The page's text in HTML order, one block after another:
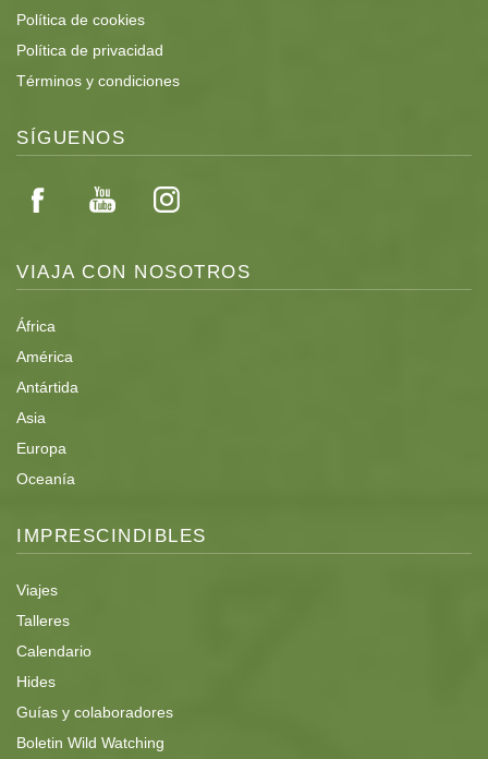
Política de cookies
Política de privacidad
Términos y condiciones
SÍGUENOS
VIAJA CON NOSOTROS
África
América
Antártida
Asia
Europa
Oceanía
IMPRESCINDIBLES
Viajes
Talleres
Calendario
Hides
Guías y colaboradores
Boletin Wild Watching